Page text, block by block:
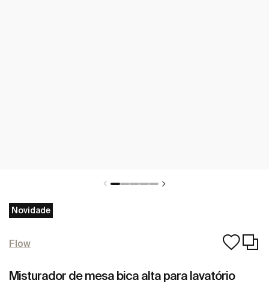
Novidade
Flow
Misturador de mesa bica alta para lavatório